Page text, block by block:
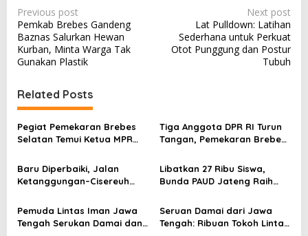
P
o
s
t
n
a
v
i
g
a
t
i
Previous post
Pemkab Brebes Gandeng
Baznas Salurkan Hewan
Kurban, Minta Warga Tak
Gunakan Plastik
Next post
Lat Pulldown: Latihan
Sederhana untuk Perkuat
Otot Punggung dan Postur
Tubuh
Related Posts
Pegiat Pemekaran Brebes
Selatan Temui Ketua MPR
Dukungan Urus Berkas ke
Provinsi
Tiga Anggota DPR RI Turun
Tangan, Pemekaran Brebes
Baru Diperbaiki, Jalan
Ketanggungan–Cisereuh
Parah! Warga Geram
Libatkan 27 Ribu Siswa,
Bunda PAUD Jateng Raih
Serentak
Pemuda Lintas Iman Jawa
Tengah Serukan Damai dan
Seruan Damai dari Jawa
Tengah: Ribuan Tokoh Lintas